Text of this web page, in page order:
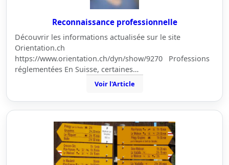
Reconnaissance professionnelle
Découvrir les informations actualisée sur le site
Orientation.ch
https://www.orientation.ch/dyn/show/9270 Professions
réglementées En Suisse, certaines…
Voir l'Article